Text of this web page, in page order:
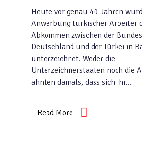
Heute vor genau 40 Jahren
Anwerbung türkischer Arbeiter
Abkommen zwischen der
Deutschland und der Türkei in
unterzeichnet. Weder die
Unterzeichnerstaaten noch die
ahnten damals, dass sich ihr…
Read More